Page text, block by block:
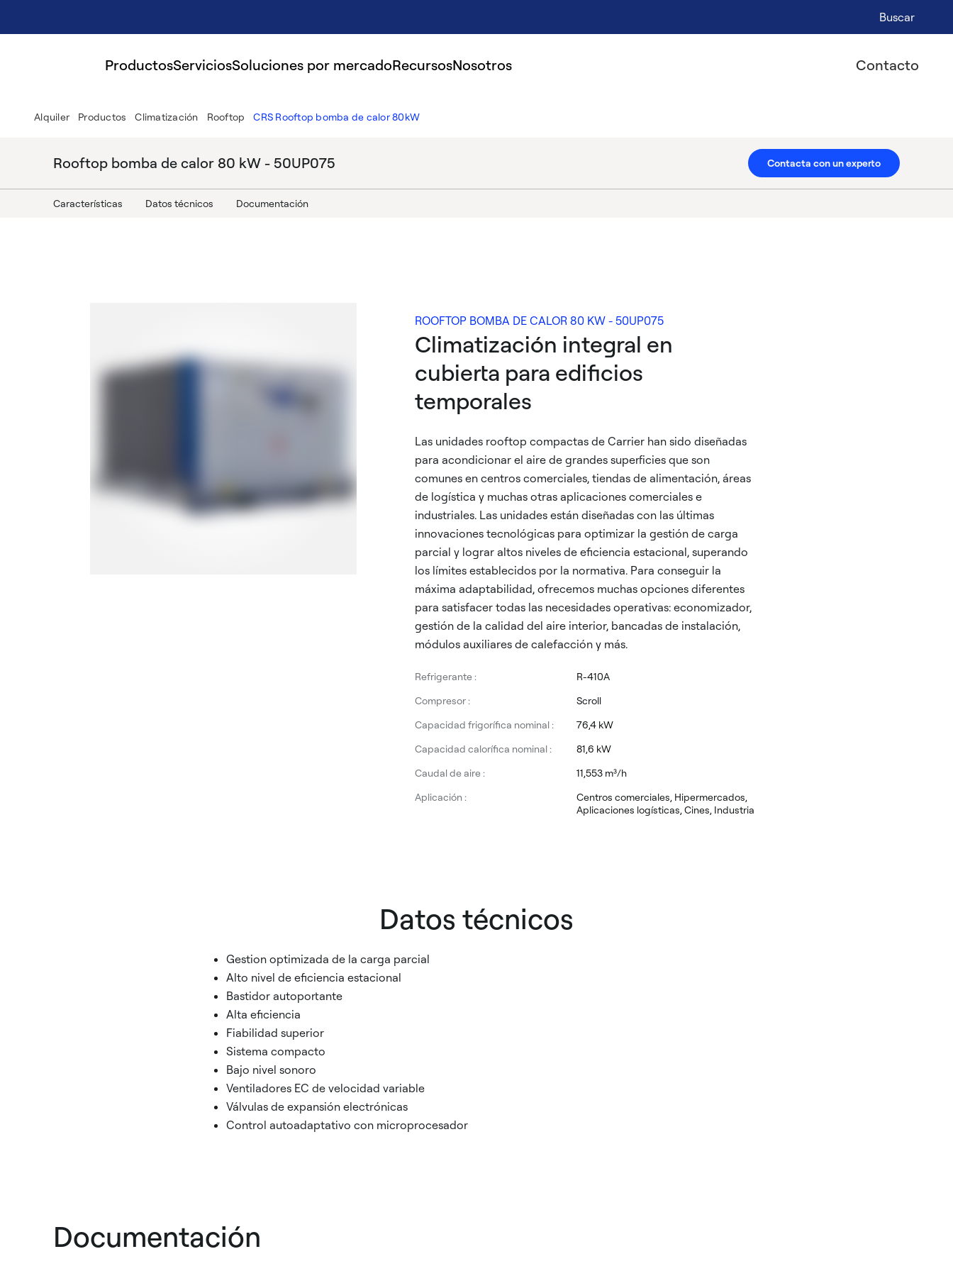
Buscar
ProductosServiciosSoluciones por mercadoRecursosNosotros Contacto
Alquiler Productos Climatización Rooftop CRS Rooftop bomba de calor 80kW
Rooftop bomba de calor 80 kW - 50UP075 Contacta con un experto
Características Datos técnicos Documentación
ROOFTOP BOMBA DE CALOR 80 KW - 50UP075
Climatización integral en
cubierta para edificios
temporales
Las unidades rooftop compactas de Carrier han sido diseñadas
para acondicionar el aire de grandes superficies que son
comunes en centros comerciales, tiendas de alimentación, áreas
de logística y muchas otras aplicaciones comerciales e
industriales. Las unidades están diseñadas con las últimas
innovaciones tecnológicas para optimizar la gestión de carga
parcial y lograr altos niveles de eficiencia estacional, superando
los límites establecidos por la normativa. Para conseguir la
máxima adaptabilidad, ofrecemos muchas opciones diferentes
para satisfacer todas las necesidades operativas: economizador,
gestión de la calidad del aire interior, bancadas de instalación,
módulos auxiliares de calefacción y más.
Refrigerante :
R-410A
Compresor :
Scroll
Capacidad frigorífica nominal :
76,4 kW
Capacidad calorífica nominal :
81,6 kW
Caudal de aire :
11,553 m³/h
Aplicación :
Centros comerciales, Hipermercados,
Aplicaciones logísticas, Cines, Industria
Datos técnicos
Gestion optimizada de la carga parcial
Alto nivel de eficiencia estacional
Bastidor autoportante
Alta eficiencia
Fiabilidad superior
Sistema compacto
Bajo nivel sonoro
Ventiladores EC de velocidad variable
Válvulas de expansión electrónicas
Control autoadaptativo con microprocesador
Documentación